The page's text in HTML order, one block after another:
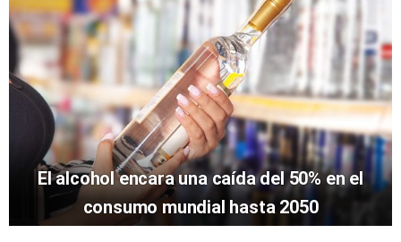
El alcohol encara una caída del 50% en el
consumo mundial hasta 2050